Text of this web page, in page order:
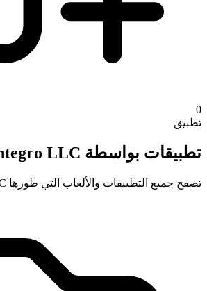
0
تطبيق
تطبيقات بواسطة Flash-Integro LLC
تصفح جميع التطبيقات والألعاب التي طورها Flash-Integro LLC